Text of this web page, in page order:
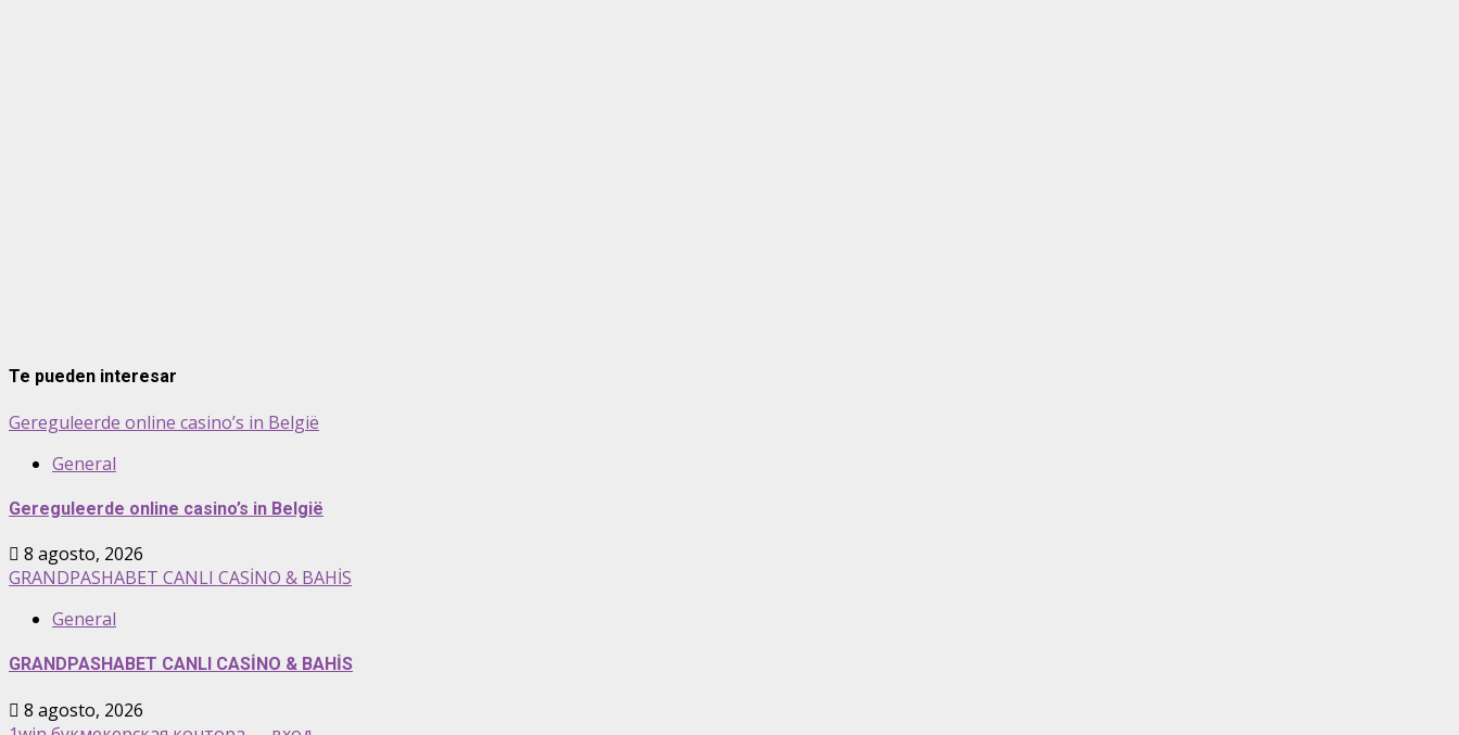
Te pueden interesar
Gereguleerde online casino’s in België
General
Gereguleerde online casino’s in België
8 agosto, 2026
GRANDPASHABET CANLI CASİNO & BAHİS
General
GRANDPASHABET CANLI CASİNO & BAHİS
8 agosto, 2026